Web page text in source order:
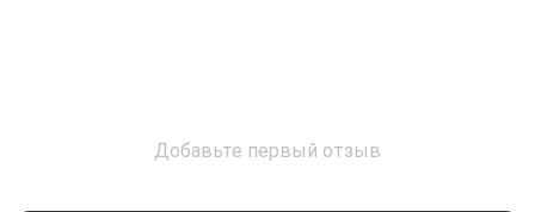
Добавьте первый отзыв